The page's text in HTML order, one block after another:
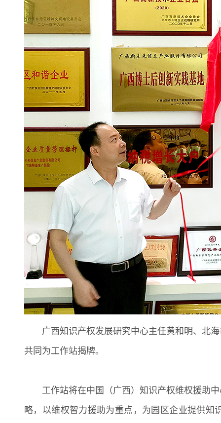
广西知识产权发展研究中心主任黄和明、北海
共同为工作站揭牌。
工作站将在中国（广西）知识产权维权援助中
略，以维权智力援助为重点，为园区企业提供